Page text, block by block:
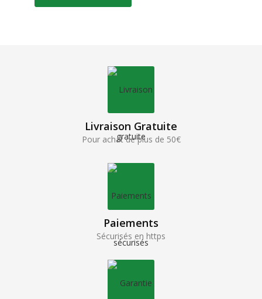
Livraison Gratuite
Pour achat de plus de 50€
Paiements
Sécurisés en https